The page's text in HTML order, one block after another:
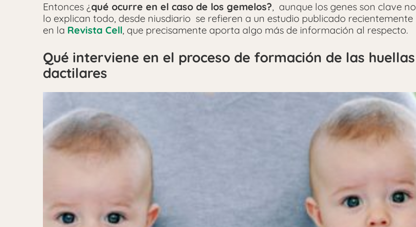
Entonces ¿qué ocurre en el caso de los gemelos?, aunque los genes son clave no
lo explican todo, desde niusdiario se refieren a un estudio publicado recientemente
en la Revista Cell, que precisamente aporta algo más de información al respecto.
Qué interviene en el proceso de formación de las huellas
dactilares